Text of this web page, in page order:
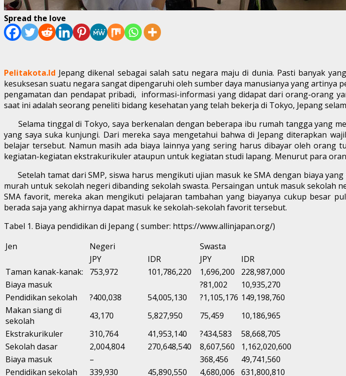
Spread the love
Pelitakota.Id Jepang dikenal sebagai salah satu negara maju di dunia. Pasti banyak
kesuksesan suatu negara sangat dipengaruhi oleh sumber daya manusianya yang
pengamatan dan pendapat pribadi, informasi-informasi yang didapat dari orang-orang
saat ini adalah seorang peneliti bidang kesehatan yang telah bekerja di Tokyo, Jepang
Selama tinggal di Tokyo, saya berkenalan dengan beberapa ibu rumah tangga yang
yang saya suka kunjungi. Dari mereka saya mengetahui bahwa di Jepang diterapkan
belajar tersebut. Namun masih ada biaya lainnya yang sering harus dibayar oleh orang
kegiatan-kegiatan ekstrakurikuler ataupun untuk kegiatan studi lapang. Menurut para
Setelah tamat dari SMP, siswa harus mengikuti ujian masuk ke SMA dengan biaya
murah untuk sekolah negeri dibanding sekolah swasta. Persaingan untuk masuk sekolah
SMA favorit, mereka akan mengikuti pelajaran tambahan yang biayanya cukup besar
berada saja yang akhirnya dapat masuk ke sekolah-sekolah favorit tersebut.
Tabel 1. Biaya pendidikan di Jepang ( sumber: https://www.allinjapan.org/)
Jen
Negeri
Swasta
JPY
IDR JPY
IDR
Taman kanak-kanak:
753,972 101,786,220 1,696,200
228,987,000
Biaya masuk
?81,002
10,935,270
Pendidikan sekolah
?400,038 54,005,130 ?1,105,176 149,198,760
Makan siang di
sekolah
43,170 5,827,950 75,459
10,186,965
Ekstrakurikuler
310,764 41,953,140 ?434,583
58,668,705
Sekolah dasar
2,004,804 270,648,540 8,607,560
1,162,020,600
Biaya masuk
– 368,456
49,741,560
Pendidikan sekolah
339,930 45,890,550 4,680,006 631,800,810